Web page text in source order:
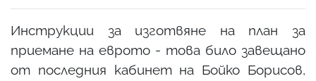
Инструкции за изготвяне на план за
приемане на еврото - това било завещано
от последния кабинет на Бойко Борисов,